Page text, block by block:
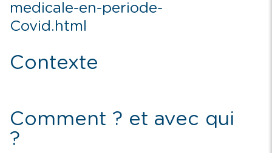
medicale-en-periode-
Covid.html
Contexte
Comment ? et avec qui
?